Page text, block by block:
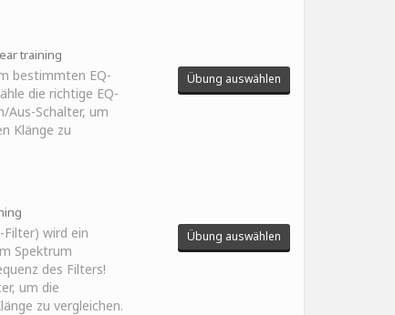
training
bestimmten EQ-
die richtige EQ-
Aus-Schalter, um
Klänge zu
Übung auswählen
Filter) wird ein
Spektrum
des Filters!
um die
zu vergleichen.
Übung auswählen